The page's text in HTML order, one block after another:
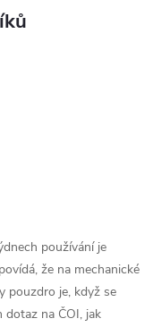
používání je
že na mechanické
pouzdro je, když se
dotaz na ČOI, jak